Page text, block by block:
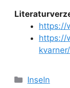
https://
https://
Kategorien
Inseln